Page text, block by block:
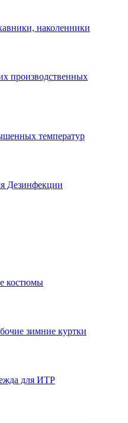
наколенники
производственных
температур
Дезинфекции
костюмы
зимние куртки
для ИТР